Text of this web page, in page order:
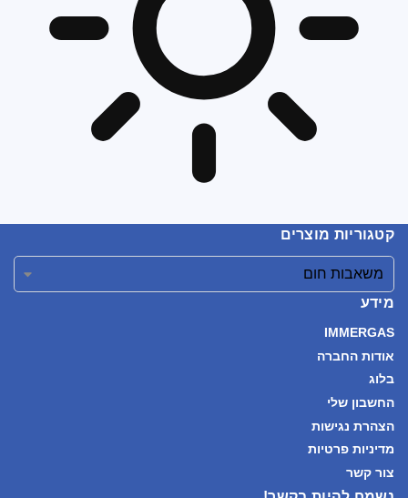
קטגוריות מוצרים
מידע
IMMERGAS
אודות החברה
בלוג
החשבון שלי
הצהרת נגישות
מדיניות פרטיות
צור קשר